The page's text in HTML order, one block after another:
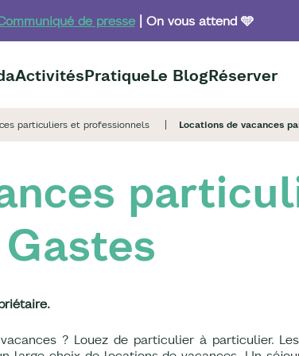
de presse| On vous attend 🩵
ActivitésPratiqueLe BlogRéserver
particuliers et professionnels Locations de vacances
? Louez de particulier à particulier.